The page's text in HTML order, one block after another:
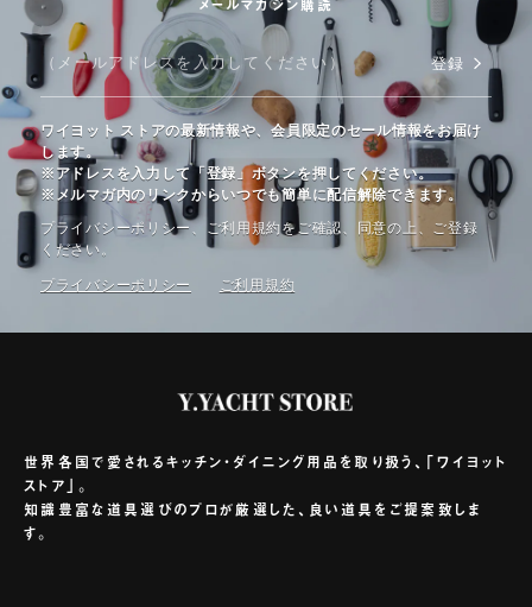
メールマガジン購読
登録
ワイヨット ストアの最新情報や、会員限定のセール情報をお届け
します。
※アドレスを入力して「登録」ボタンを押してください。
※メルマガ内のリンクからいつでも簡単に配信解除できます。
プライバシーポリシー、ご利⽤規約をご確認、同意の上、ご登録
ください。
プライバシーポリシー ご利⽤規約
世界各国で愛されるキッチン・ダイニング用品を取り扱う、「ワイヨット
ストア」。
知識豊富な道具選びのプロが厳選した、良い道具をご提案致しま
す。